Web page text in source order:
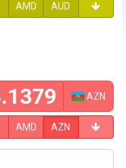
AMD AUD
AZN
AMD AZN